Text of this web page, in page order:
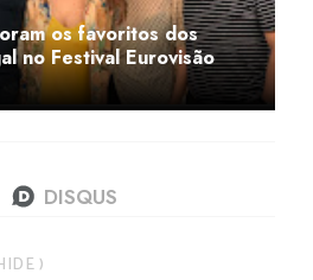
os favoritos dos
no Festival Eurovisão
)